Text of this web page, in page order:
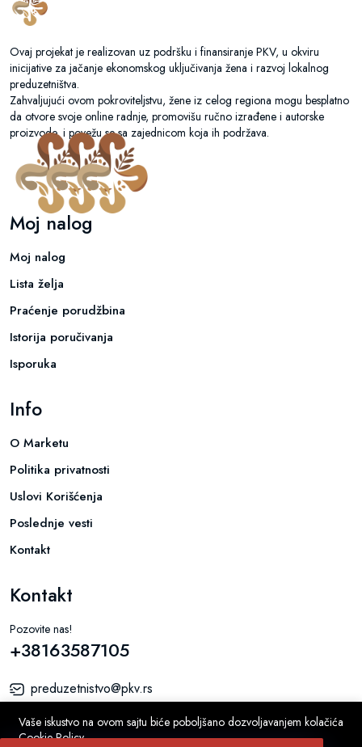
Ovaj projekat je realizovan uz podršku i finansiranje PKV, u okviru
inicijative za jačanje ekonomskog uključivanja žena i razvoj lokalnog
preduzetništva.
Zahvaljujući ovom pokroviteljstvu, žene iz celog regiona mogu besplatno
da otvore svoje online radnje, promovišu ručno izrađene i autorske
proizvode, i povežu se sa zajednicom koja ih podržava.
Moj nalog
Moj nalog
Lista želja
Praćenje porudžbina
Istorija poručivanja
Isporuka
Info
O Marketu
Politika privatnosti
Uslovi Korišćenja
Poslednje vesti
Kontakt
Kontakt
Pozovite nas!
+38163587105
preduzetnistvo@pkv.rs
Braće Popović 5, Novi Sad
Vaše iskustvo na ovom sajtu biće poboljšano dozvoljavanjem kolačića
Cookie Policy